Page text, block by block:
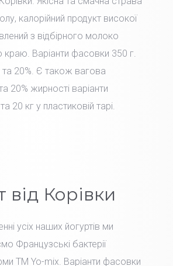
калорійний продукт високої
з відбірного молоко
краю. Варіанти фасовки 350 г.
та 20%. Є також вагова
20% жирності варіанти
20 кг у пластиковій тарі.
від Корівки
усіх наших йогуртів ми
Французські бактерії
TM Yo-mix. Варіанти фасовки